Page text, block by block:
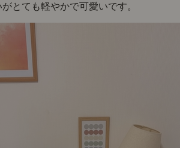
とても軽やかで可愛いです。